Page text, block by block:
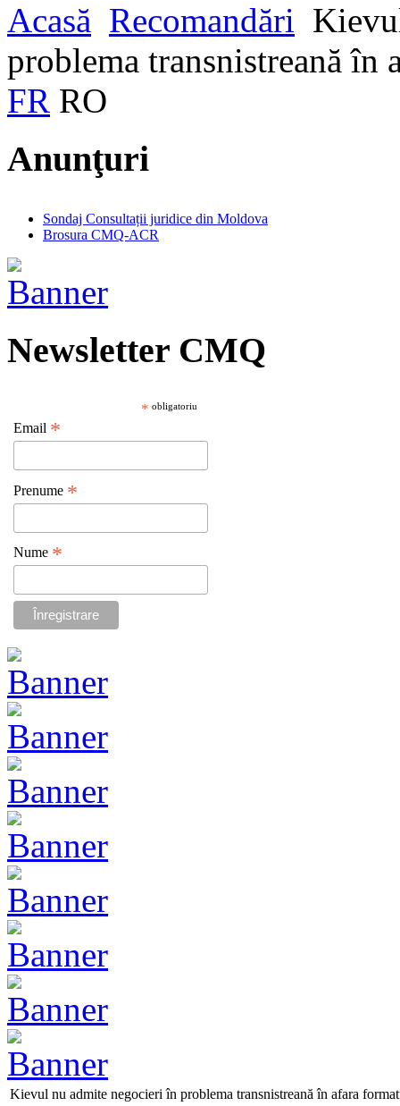
Acasă Recomandări
problema transnistreană în
FR RO
Anunţuri
Sondaj Consultații juridice din Moldova
Brosura CMQ-ACR
Newsletter CMQ
* obligatoriu
Email *
Prenume *
Nume *
Kievul nu admite negocieri în problema transnistreană în afara